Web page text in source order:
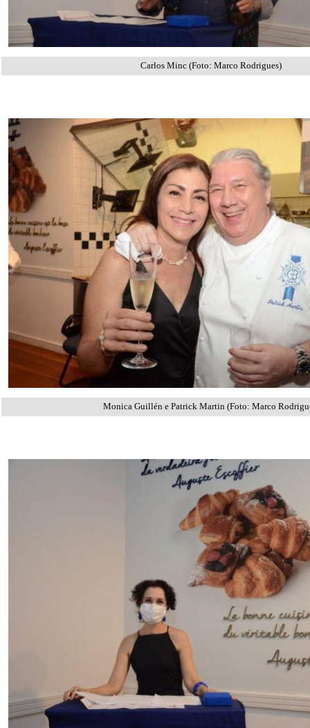
Carlos Minc (Foto: Marco Rodrigues)
Monica Guillén e Patrick Martin (Foto: Marco